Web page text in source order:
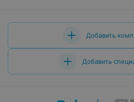
Добавить
Добавить